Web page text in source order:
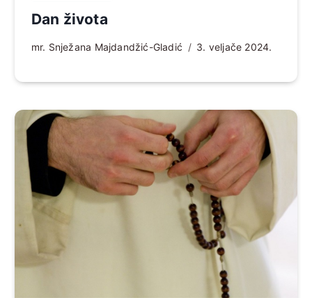
Dan života
mr. Snježana Majdandžić-Gladić 3. veljače 2024.